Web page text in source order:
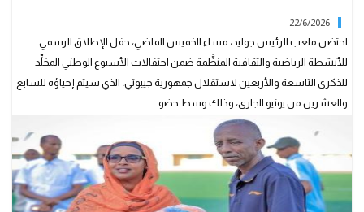
22/6/2026
احتضن ملعب الرئيس جوليد، مساء الخميس الماضي، حفل الإطلاق الرسمي
للأنشطة الرياضية والثقافية المنظَّمة ضمن احتفالات الأسبوع الوطني المخلِّد
للذكرى التاسعة والأربعين لاستقلال جمهورية جيبوتي، الذي سيتم إحياؤه للسابع
والعشرين من يونيو الجاري، وذلك وسط حضو...